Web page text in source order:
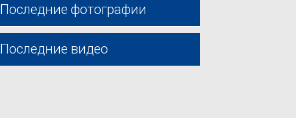
Последние фотографии
Последние видео